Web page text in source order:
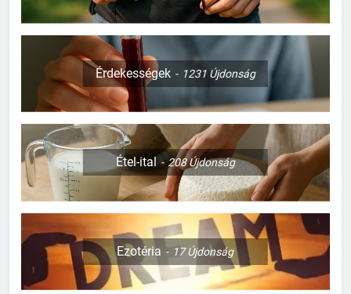
Érdekességek 1231 Újdonság
Étel-ital 208Újdonság
Ezotéria 17Újdonság